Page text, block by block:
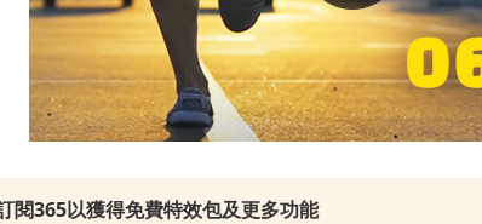
閱365以獲得免費特效包及更多功能